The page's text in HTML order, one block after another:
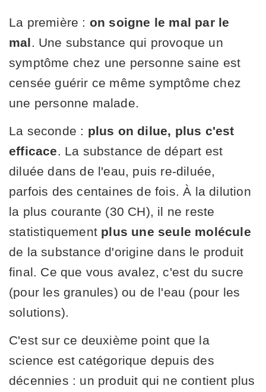
La première : on soigne le mal par le
mal. Une substance qui provoque un
symptôme chez une personne saine est
censée guérir ce même symptôme chez
une personne malade.
La seconde : plus on dilue, plus c'est
efficace. La substance de départ est
diluée dans de l'eau, puis re-diluée,
parfois des centaines de fois. À la dilution
la plus courante (30 CH), il ne reste
statistiquement plus une seule molécule
de la substance d'origine dans le produit
final. Ce que vous avalez, c'est du sucre
(pour les granules) ou de l'eau (pour les
solutions).
C'est sur ce deuxième point que la
science est catégorique depuis des
décennies : un produit qui ne contient plus